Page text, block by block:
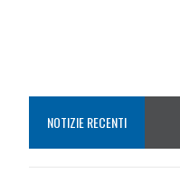
NOTIZIE RECENTI